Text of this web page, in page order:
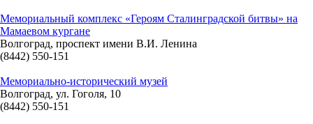
Мемориальный комплекс «Героям Сталинградской битвы» на
Мамаевом кургане
Волгоград, проспект имени В.И. Ленина
(8442) 550-151
Мемориально-исторический музей
Волгоград, ул. Гоголя, 10
(8442) 550-151